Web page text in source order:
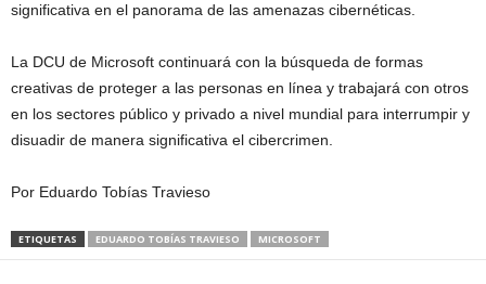
significativa en el panorama de las amenazas cibernéticas.
La DCU de Microsoft continuará con la búsqueda de formas
creativas de proteger a las personas en línea y trabajará con otros
en los sectores público y privado a nivel mundial para interrumpir y
disuadir de manera significativa el cibercrimen.
Por Eduardo Tobías Travieso
ETIQUETAS EDUARDO TOBÍAS TRAVIESO MICROSOFT